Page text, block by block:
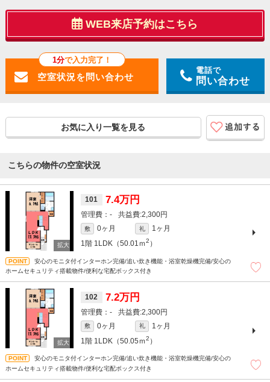
WEB来店予約はこちら
1分で入力完了！
電話で
問い合わせ
お気に入り一覧を見る
こちらの物件の空室状況
101 7.4万円
- 2,300円
敷 0ヶ月 礼
1ヶ月
1階 1LDK（50.01ｍ2 ）
安心のモニタ付インターホン完備/追い炊き機能・浴室乾燥機完備/安心の
ホームセキュリティ搭載物件/便利な宅配ボックス付き
102 7.2万円
- 2,300円
敷 0ヶ月 礼
1ヶ月
1階 1LDK（50.05ｍ2 ）
安心のモニタ付インターホン完備/追い炊き機能・浴室乾燥機完備/安心の
ホームセキュリティ搭載物件/便利な宅配ボックス付き